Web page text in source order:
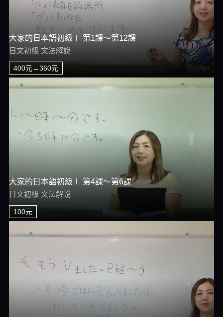
大家的日本語初級Ⅰ 第1課～第12課
日文初級 文法解說
400元→360元
大家的日本語初級Ⅰ 第4課～第6課
日文初級 文法解說
100元